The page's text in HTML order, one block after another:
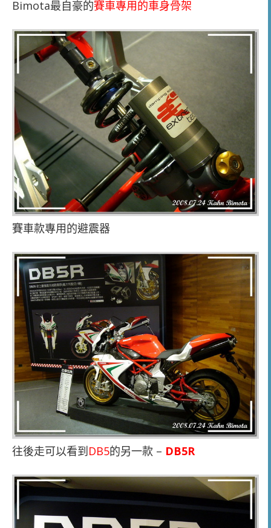
Bimota最自豪的賽車專用的車身骨架
賽車款專用的避震器
往後走可以看到DB5的另一款 – DB5R